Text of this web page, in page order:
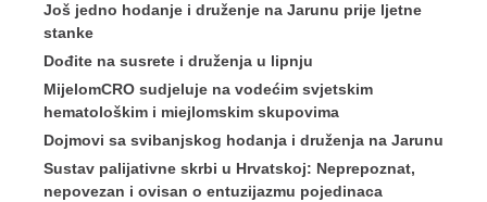
Još jedno hodanje i druženje na Jarunu prije ljetne
stanke
Dođite na susrete i druženja u lipnju
MijelomCRO sudjeluje na vodećim svjetskim
hematološkim i miejlomskim skupovima
Dojmovi sa svibanjskog hodanja i druženja na Jarunu
Sustav palijativne skrbi u Hrvatskoj: Neprepoznat,
nepovezan i ovisan o entuzijazmu pojedinaca